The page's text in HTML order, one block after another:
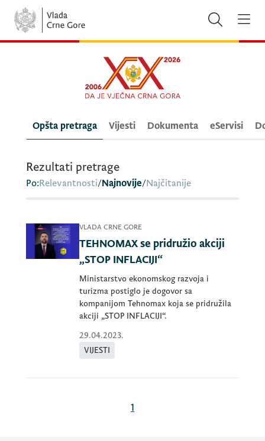
Opšta pretraga Vijesti Dokumenta eServisi
Rezultati pretrage
Po:Relevantnosti/Najnovije/Najčitanije
VLADA CRNE GORE
TEHNOMAX se pridružio akciji
„STOP INFLACIJI“
Ministarstvo ekonomskog razvoja i
turizma postiglo je dogovor sa
kompanijom Tehnomax koja se pridružila
akciji „STOP INFLACIJI“.
29.04.2023.
VIJESTI
1